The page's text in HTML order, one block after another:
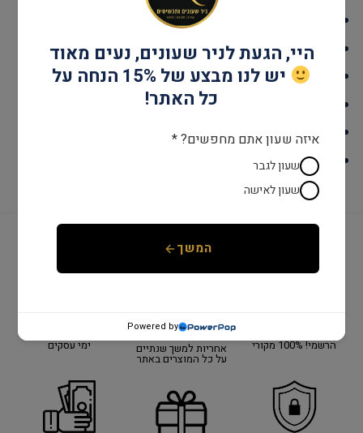
אחריות: שנתיים יבואן רשמי
קוטר: 35 מ"מ
מנגנון: SWISS RONDA 762
זכוכית: ציפוי ספיר קריסטל
צבע: זהב
לוח : ירוק
הרשמי! 100% מקורי
יבואן רשמי על כל
האתר!
אחריות למשך שנתיים
על כל המוצרים באתר
ימי עסקים
היי, הגעת לניר שעונים, נעים מאוד
יש לנו מבצע של 15% הנחה על
כל האתר!
איזה שעון אתם מחפשים? *
שעון לגבר
שעון לאישה
המשך
Powered by